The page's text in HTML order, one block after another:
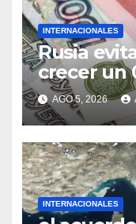
INTERNACIONALES
Rusia
crecer un
trimestre
AGO 5, 2026
INTERNACIONALES